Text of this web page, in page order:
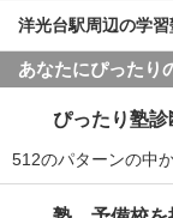
洋光台駅周辺の学習
あなたにぴったり
ぴったり塾
512のパターンの中